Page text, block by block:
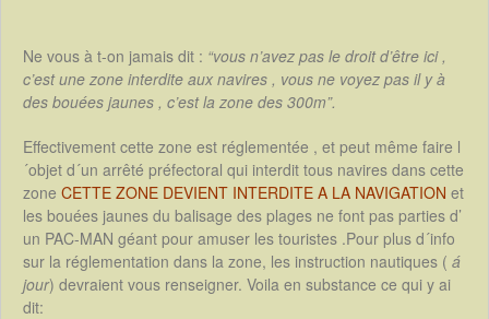
Ne vous à t-on jamais dit : “vous n’avez pas le droit d’être ici ,
c’est une zone interdite aux navires , vous ne voyez pas il y à
des bouées jaunes , c’est la zone des 300m”.
Effectivement cette zone est réglementée , et peut même faire l
´objet d´un arrêté préfectoral qui interdit tous navires dans cette
zone CETTE ZONE DEVIENT INTERDITE A LA NAVIGATION et
les bouées jaunes du balisage des plages ne font pas parties d’
un PAC-MAN géant pour amuser les touristes .Pour plus d´info
sur la réglementation dans la zone, les instruction nautiques ( á
jour) devraient vous renseigner. Voila en substance ce qui y ai
dit: